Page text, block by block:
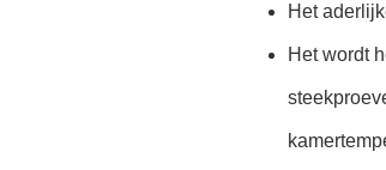
Het
Het wordt